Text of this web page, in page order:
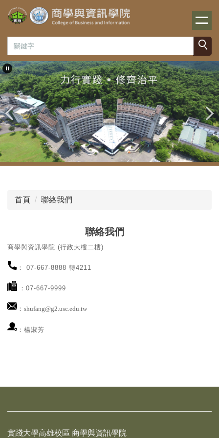
跳
到
內
容
區
首頁 聯絡我們
聯絡我們
商學與資訊學院 (行政大樓二樓)
： 07-667-8888 轉4211
： 07-667-9999
： shufang@g2.usc.edu.tw
：楊淑芳
實踐大學高雄校區 商學與資訊學院